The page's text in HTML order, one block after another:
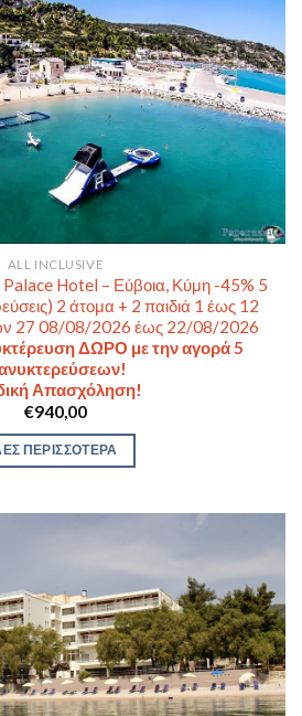
ALL INCLUSIVE
Hotel – Εύβοια, Κύμη -45% 5
2 άτομα + 2 παιδιά 1 έως 12
27 08/08/2026 έως 22/08/2026
ΔΩΡΟ με την αγορά 5
Απασχόληση!
€940,00
ΠΕΡΙΣΣΟΤΕΡΑ